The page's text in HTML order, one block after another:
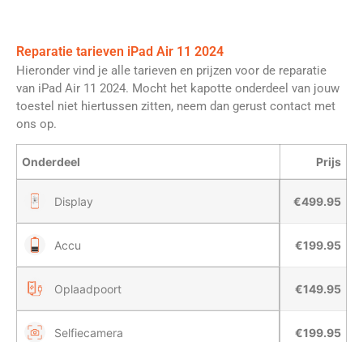
Reparatie tarieven iPad Air 11 2024
Hieronder vind je alle tarieven en prijzen voor de reparatie
van iPad Air 11 2024. Mocht het kapotte onderdeel van jouw
toestel niet hiertussen zitten, neem dan gerust contact met
ons op.
Onderdeel Prijs
Display €499.95
Accu €199.95
Oplaadpoort €149.95
Selfiecamera €199.95